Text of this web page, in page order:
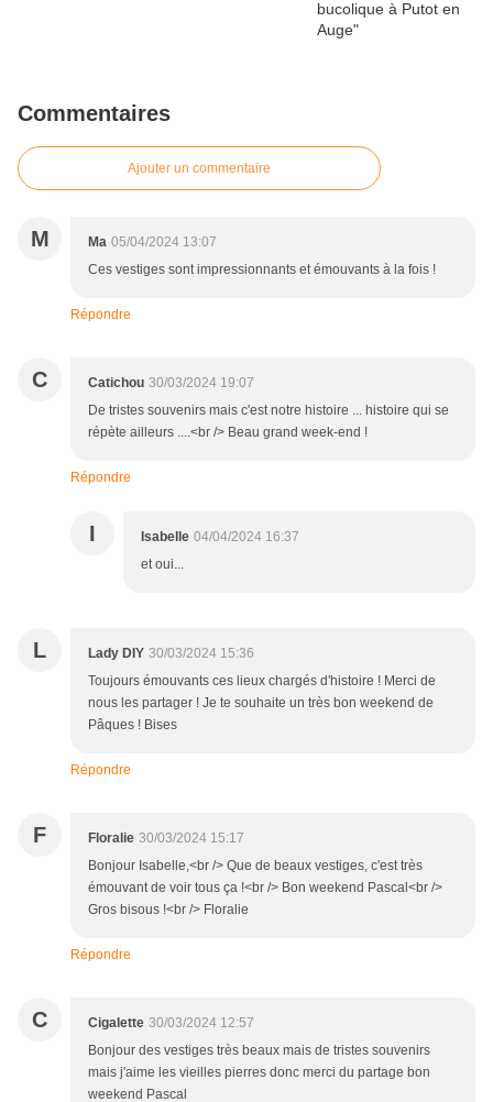
Commentaires
Ajouter un commentaire
M Ma 05/04/2024 13:07
Ces vestiges sont impressionnants et émouvants à la fois !
Répondre
C Catichou 30/03/2024 19:07
De tristes souvenirs mais c'est notre histoire ... histoire qui se
répète ailleurs ....<br /> Beau grand week-end !
Répondre
I Isabelle 04/04/2024 16:37
et oui...
L Lady DIY 30/03/2024 15:36
Toujours émouvants ces lieux chargés d'histoire ! Merci de
nous les partager ! Je te souhaite un très bon weekend de
Pâques ! Bises
Répondre
F Floralie 30/03/2024 15:17
Bonjour Isabelle,<br /> Que de beaux vestiges, c'est très
émouvant de voir tous ça !<br /> Bon weekend Pascal<br />
Gros bisous !<br /> Floralie
Répondre
C Cigalette 30/03/2024 12:57
Bonjour des vestiges très beaux mais de tristes souvenirs
mais j'aime les vieilles pierres donc merci du partage bon
weekend Pascal